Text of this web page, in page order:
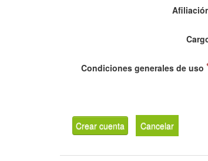
Condiciones generales de uso
Crear cuenta Cancelar